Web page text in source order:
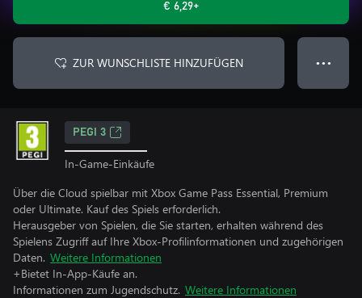
€ 6,29+
ZUR WUNSCHLISTE HINZUFÜGEN ● ● ●
PEGI 3
In-Game-Einkäufe
Über die Cloud spielbar mit Xbox Game Pass Essential, Premium
oder Ultimate. Kauf des Spiels erforderlich.
Herausgeber von Spielen, die Sie starten, erhalten während des
Spielens Zugriff auf Ihre Xbox-Profilinformationen und zugehörigen
Daten. Weitere Informationen
+Bietet In-App-Käufe an.
Informationen zum Jugendschutz. Weitere Informationen